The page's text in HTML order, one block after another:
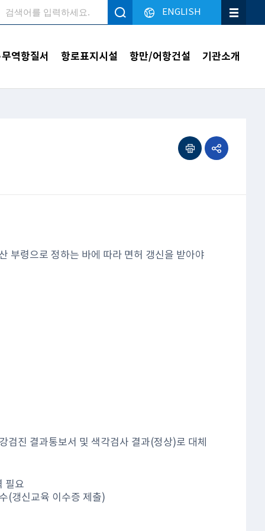
검색
ENGLISH
역항질서 항로표지시설 항만/어항건설 기관소개
인쇄하기공유하기
부령으로 정하는 바에 따라 면허 갱신을 받아야
진 결과통보서 및 색각검사 결과(정상)로 대체
필요
(갱신교육 이수증 제출)